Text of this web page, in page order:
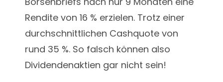
Rendite von 16 % erzielen. Trotz einer
durchschnittlichen Cashquote von
rund 35 %. So falsch können also
Dividendenaktien gar nicht sein!